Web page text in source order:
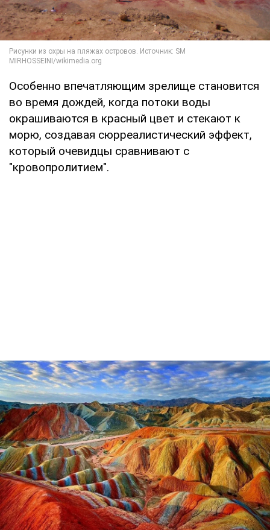
Особенно впечатляющим зрелище становится
во время дождей, когда потоки воды
окрашиваются в красный цвет и стекают к
морю, создавая сюрреалистический эффект,
который очевидцы сравнивают с
"кровопролитием".